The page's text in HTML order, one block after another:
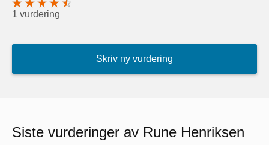
1 vurdering
Skriv ny vurdering
Siste vurderinger av Rune Henriksen